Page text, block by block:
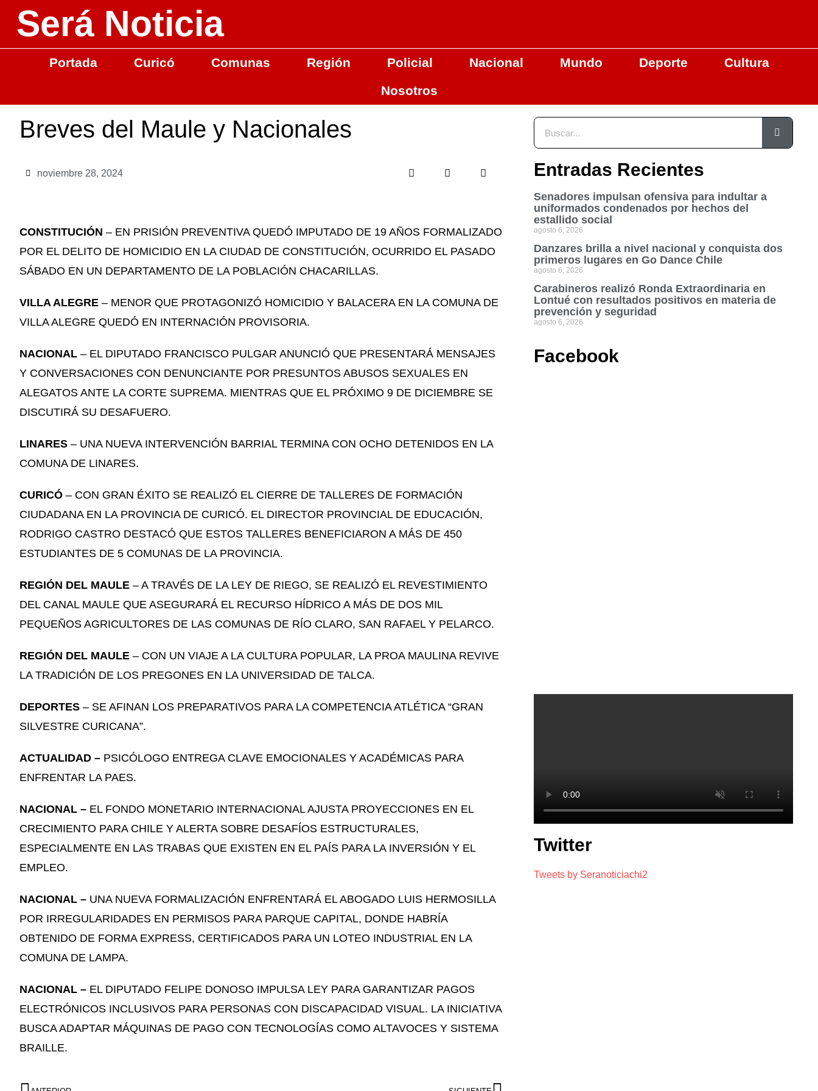
Será Noticia
Portada Curicó Comunas Región Policial Nacional Mundo Deporte
Cultura
Nosotros
Breves del Maule y Nacionales
noviembre 28, 2024
CONSTITUCIÓN – EN PRISIÓN PREVENTIVA QUEDÓ IMPUTADO DE 19 AÑOS FORMALIZADO
POR EL DELITO DE HOMICIDIO EN LA CIUDAD DE CONSTITUCIÓN, OCURRIDO EL PASADO
SÁBADO EN UN DEPARTAMENTO DE LA POBLACIÓN CHACARILLAS.
VILLA ALEGRE – MENOR QUE PROTAGONIZÓ HOMICIDIO Y BALACERA EN LA COMUNA DE
VILLA ALEGRE QUEDÓ EN INTERNACIÓN PROVISORIA.
NACIONAL – EL DIPUTADO FRANCISCO PULGAR ANUNCIÓ QUE PRESENTARÁ MENSAJES
Y CONVERSACIONES CON DENUNCIANTE POR PRESUNTOS ABUSOS SEXUALES EN
ALEGATOS ANTE LA CORTE SUPREMA. MIENTRAS QUE EL PRÓXIMO 9 DE DICIEMBRE SE
DISCUTIRÁ SU DESAFUERO.
LINARES – UNA NUEVA INTERVENCIÓN BARRIAL TERMINA CON OCHO DETENIDOS EN LA
COMUNA DE LINARES.
CURICÓ – CON GRAN ÉXITO SE REALIZÓ EL CIERRE DE TALLERES DE FORMACIÓN
CIUDADANA EN LA PROVINCIA DE CURICÓ. EL DIRECTOR PROVINCIAL DE EDUCACIÓN,
RODRIGO CASTRO DESTACÓ QUE ESTOS TALLERES BENEFICIARON A MÁS DE 450
ESTUDIANTES DE 5 COMUNAS DE LA PROVINCIA.
REGIÓN DEL MAULE – A TRAVÉS DE LA LEY DE RIEGO, SE REALIZÓ EL REVESTIMIENTO
DEL CANAL MAULE QUE ASEGURARÁ EL RECURSO HÍDRICO A MÁS DE DOS MIL
PEQUEÑOS AGRICULTORES DE LAS COMUNAS DE RÍO CLARO, SAN RAFAEL Y PELARCO.
REGIÓN DEL MAULE – CON UN VIAJE A LA CULTURA POPULAR, LA PROA MAULINA REVIVE
LA TRADICIÓN DE LOS PREGONES EN LA UNIVERSIDAD DE TALCA.
DEPORTES – SE AFINAN LOS PREPARATIVOS PARA LA COMPETENCIA ATLÉTICA “GRAN
SILVESTRE CURICANA”.
ACTUALIDAD – PSICÓLOGO ENTREGA CLAVE EMOCIONALES Y ACADÉMICAS PARA
ENFRENTAR LA PAES.
NACIONAL – EL FONDO MONETARIO INTERNACIONAL AJUSTA PROYECCIONES EN EL
CRECIMIENTO PARA CHILE Y ALERTA SOBRE DESAFÍOS ESTRUCTURALES,
ESPECIALMENTE EN LAS TRABAS QUE EXISTEN EN EL PAÍS PARA LA INVERSIÓN Y EL
EMPLEO.
NACIONAL – UNA NUEVA FORMALIZACIÓN ENFRENTARÁ EL ABOGADO LUIS HERMOSILLA
POR IRREGULARIDADES EN PERMISOS PARA PARQUE CAPITAL, DONDE HABRÍA
OBTENIDO DE FORMA EXPRESS, CERTIFICADOS PARA UN LOTEO INDUSTRIAL EN LA
COMUNA DE LAMPA.
NACIONAL – EL DIPUTADO FELIPE DONOSO IMPULSA LEY PARA GARANTIZAR PAGOS
ELECTRÓNICOS INCLUSIVOS PARA PERSONAS CON DISCAPACIDAD VISUAL. LA INICIATIVA
BUSCA ADAPTAR MÁQUINAS DE PAGO CON TECNOLOGÍAS COMO ALTAVOCES Y SISTEMA
BRAILLE.
Entradas Recientes
Senadores impulsan ofensiva para indultar a
uniformados condenados por hechos del
estallido social
agosto 6, 2026
Danzares brilla a nivel nacional y conquista dos
primeros lugares en Go Dance Chile
agosto 6, 2026
Carabineros realizó Ronda Extraordinaria en
Lontué con resultados positivos en materia de
prevención y seguridad
agosto 6, 2026
Facebook
Twitter
Tweets by Seranoticiachi2